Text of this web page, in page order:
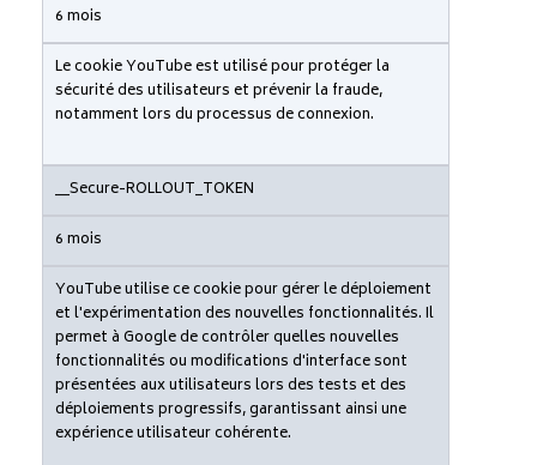
6 mois
Le cookie YouTube est utilisé pour protéger la
sécurité des utilisateurs et prévenir la fraude,
notamment lors du processus de connexion.
__Secure-ROLLOUT_TOKEN
6 mois
YouTube utilise ce cookie pour gérer le déploiement
et l'expérimentation des nouvelles fonctionnalités. Il
permet à Google de contrôler quelles nouvelles
fonctionnalités ou modifications d'interface sont
présentées aux utilisateurs lors des tests et des
déploiements progressifs, garantissant ainsi une
expérience utilisateur cohérente.